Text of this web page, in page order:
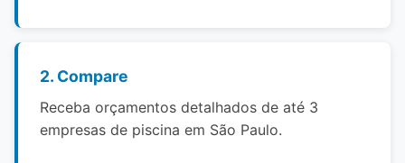
2. Compare
Receba orçamentos detalhados de até 3
empresas de piscina em São Paulo.